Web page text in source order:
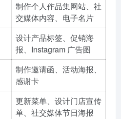
制作个人作品集网站、社
交媒体内容、电子名片
设计产品标签、促销海
报、Instagram 广告图
制作邀请函、活动海报、
感谢卡
更新菜单、设计门店宣传
单、社交媒体节日海报